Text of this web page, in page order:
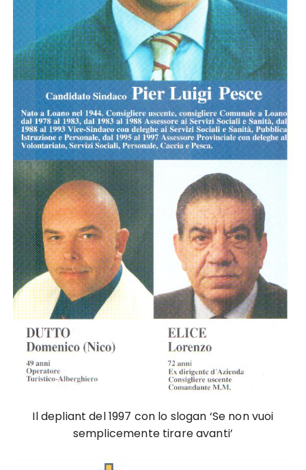
Il depliant del 1997 con lo slogan ‘Se non vuoi
semplicemente tirare avanti’